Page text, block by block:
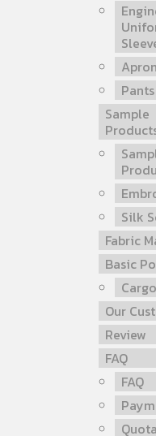
Pants
Sample
Silk
Fabric
Basic
Our
Review
FAQ
FAQ